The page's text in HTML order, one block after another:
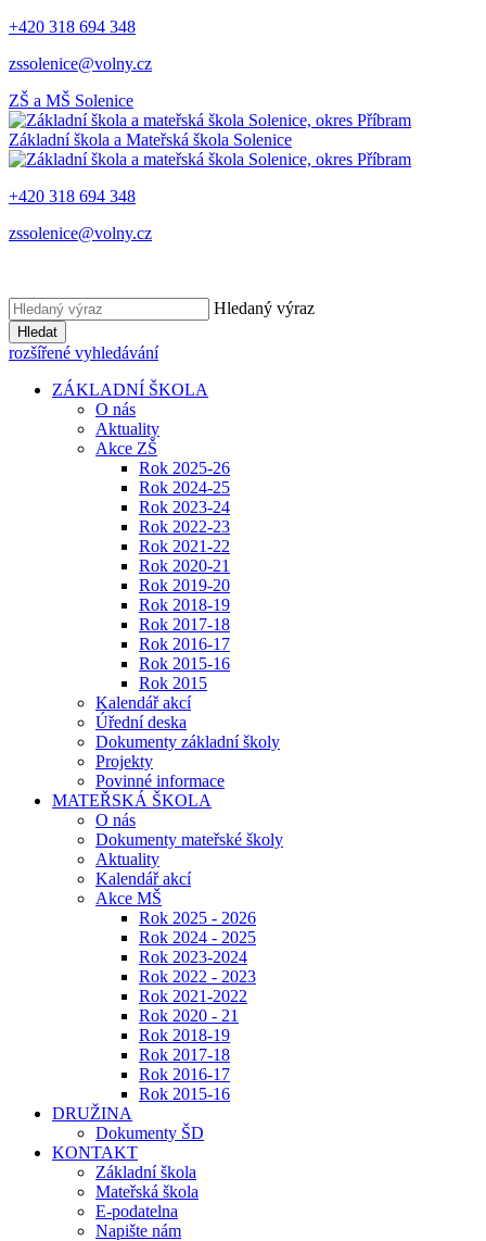
+420 318 694 348
zssolenice@volny.cz
ZŠ a MŠ Solenice
Základní škola a Mateřská škola Solenice
+420 318 694 348
zssolenice@volny.cz
Hledaný výraz
Hledat
rozšířené vyhledávání
ZÁKLADNÍ ŠKOLA
O nás
Aktuality
Akce ZŠ
Rok 2025-26
Rok 2024-25
Rok 2023-24
Rok 2022-23
Rok 2021-22
Rok 2020-21
Rok 2019-20
Rok 2018-19
Rok 2017-18
Rok 2016-17
Rok 2015-16
Rok 2015
Kalendář akcí
Úřední deska
Dokumenty základní školy
Projekty
Povinné informace
MATEŘSKÁ ŠKOLA
O nás
Dokumenty mateřské školy
Aktuality
Kalendář akcí
Akce MŠ
Rok 2025 - 2026
Rok 2024 - 2025
Rok 2023-2024
Rok 2022 - 2023
Rok 2021-2022
Rok 2020 - 21
Rok 2018-19
Rok 2017-18
Rok 2016-17
Rok 2015-16
DRUŽINA
Dokumenty ŠD
KONTAKT
Základní škola
Mateřská škola
E-podatelna
Napište nám